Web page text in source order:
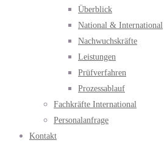
Überblick
National & International
Nachwuchskräfte
Leistungen
Prüfverfahren
Prozessablauf
Fachkräfte International
Personalanfrage
Kontakt